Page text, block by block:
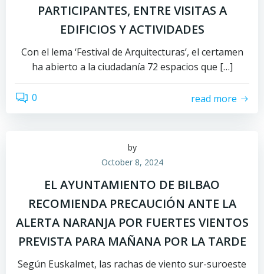
PARTICIPANTES, ENTRE VISITAS A
EDIFICIOS Y ACTIVIDADES
Con el lema ‘Festival de Arquitecturas’, el certamen
ha abierto a la ciudadanía 72 espacios que […]
0 read more
by
October 8, 2024
EL AYUNTAMIENTO DE BILBAO
RECOMIENDA PRECAUCIÓN ANTE LA
ALERTA NARANJA POR FUERTES VIENTOS
PREVISTA PARA MAÑANA POR LA TARDE
Según Euskalmet, las rachas de viento sur-suroeste